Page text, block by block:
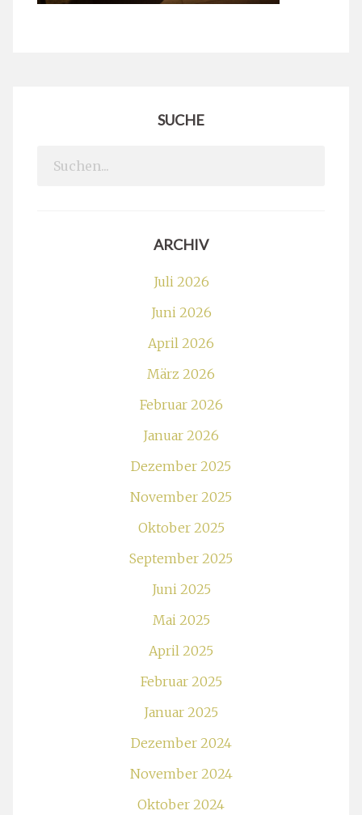
SUCHE
Search
ARCHIV
Juli 2026
Juni 2026
April 2026
März 2026
Februar 2026
Januar 2026
Dezember 2025
November 2025
Oktober 2025
September 2025
Juni 2025
Mai 2025
April 2025
Februar 2025
Januar 2025
Dezember 2024
November 2024
Oktober 2024